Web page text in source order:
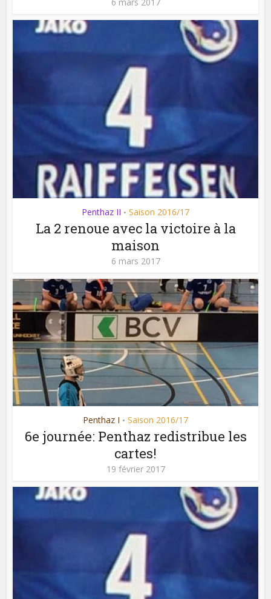
Penthaz II • Saison 2016/17
La 2 renoue avec la victoire à la
maison
6 mars 2017
Penthaz I • Saison 2016/17
6e journée: Penthaz redistribue les
cartes!
19 février 2017